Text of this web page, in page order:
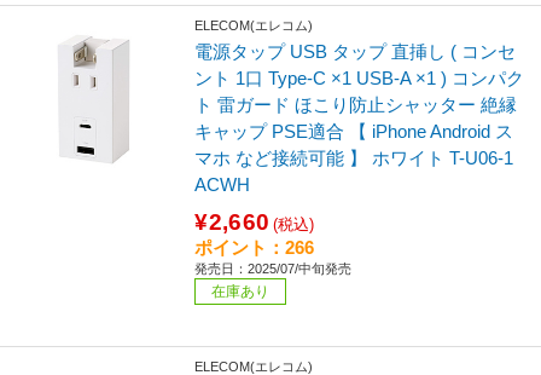
ELECOM(エレコム)
電源タップ USB タップ 直挿し ( コンセ
ント 1口 Type-C ×1 USB-A ×1 ) コンパク
ト 雷ガード ほこり防止シャッター 絶縁
キャップ PSE適合 【 iPhone Android ス
マホ など接続可能 】 ホワイト T-U06-1
ACWH
¥2,660 (税込)
ポイント：266
発売日：2025/07/中旬発売
在庫あり
ELECOM(エレコム)